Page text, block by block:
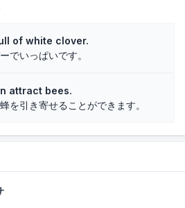
of white clover.
でいっぱいです。
attract bees.
を引き寄せることができます。